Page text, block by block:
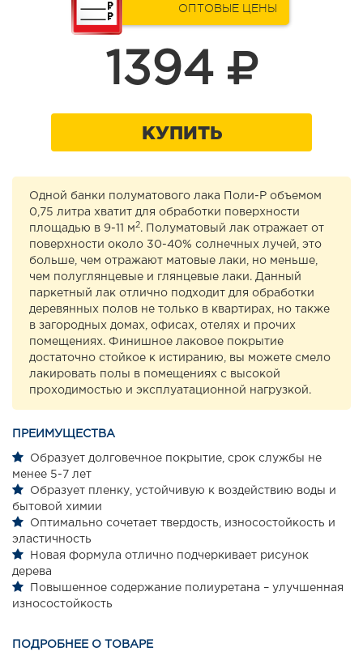
ОПТОВЫЕ ЦЕНЫ
1394
КУПИТЬ
Одной банки полуматового лака Поли-Р объемом
0,75 литра хватит для обработки поверхности
площадью в 9-11 м 2. Полуматовый лак отражает от
поверхности около 30-40% солнечных лучей, это
больше, чем отражают матовые лаки, но меньше,
чем полуглянцевые и глянцевые лаки. Данный
паркетный лак отлично подходит для обработки
деревянных полов не только в квартирах, но также
в загородных домах, офисах, отелях и прочих
помещениях. Финишное лаковое покрытие
достаточно стойкое к истиранию, вы можете смело
лакировать полы в помещениях с высокой
проходимостью и эксплуатационной нагрузкой.
ПРЕИМУЩЕСТВА
Образует долговечное покрытие, срок службы не
менее 5-7 лет
Образует пленку, устойчивую к воздействию воды и
бытовой химии
Оптимально сочетает твердость, износостойкость и
эластичность
Новая формула отлично подчеркивает рисунок
дерева
Повышенное содержание полиуретана – улучшенная
износостойкость
ПОДРОБНЕЕ О ТОВАРЕ